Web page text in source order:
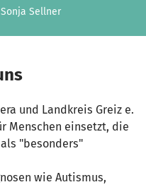
Sellner
und Landkreis Greiz e.
Menschen einsetzt, die
"besonders"
wie Autismus,